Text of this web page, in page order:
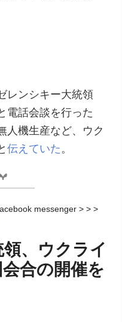
レンシキー大統領
電話会談を行った
人機生産など、ウク
伝えていた 。
messenger > > >
、ウクライ
合の開催を